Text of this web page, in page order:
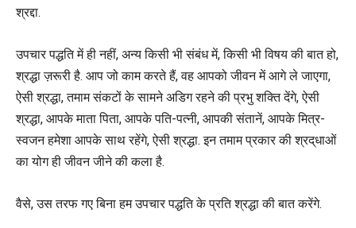
श्रद्दा.
उपचार पद्धति में ही नहीं, अन्य किसी भी संबंध में, किसी भी विषय की बात हो,
श्रद्धा ज़रूरी है. आप जो काम करते हैं, वह आपको जीवन में आगे ले जाएगा,
ऐसी श्रद्धा, तमाम संकटों के सामने अडिग रहने की प्रभु शक्ति देंगे, ऐसी
श्रद्धा, आपके माता पिता, आपके पति-पत्नी, आपकी संतानें, आपके मित्र-
स्वजन हमेशा आपके साथ रहेंगे, ऐसी श्रद्धा. इन तमाम प्रकार की श्रद्‌धाओं
का योग ही जीवन जीने की कला है.
वैसे, उस तरफ गए बिना हम उपचार पद्धति के प्रति श्रद्धा की बात करेंगे.